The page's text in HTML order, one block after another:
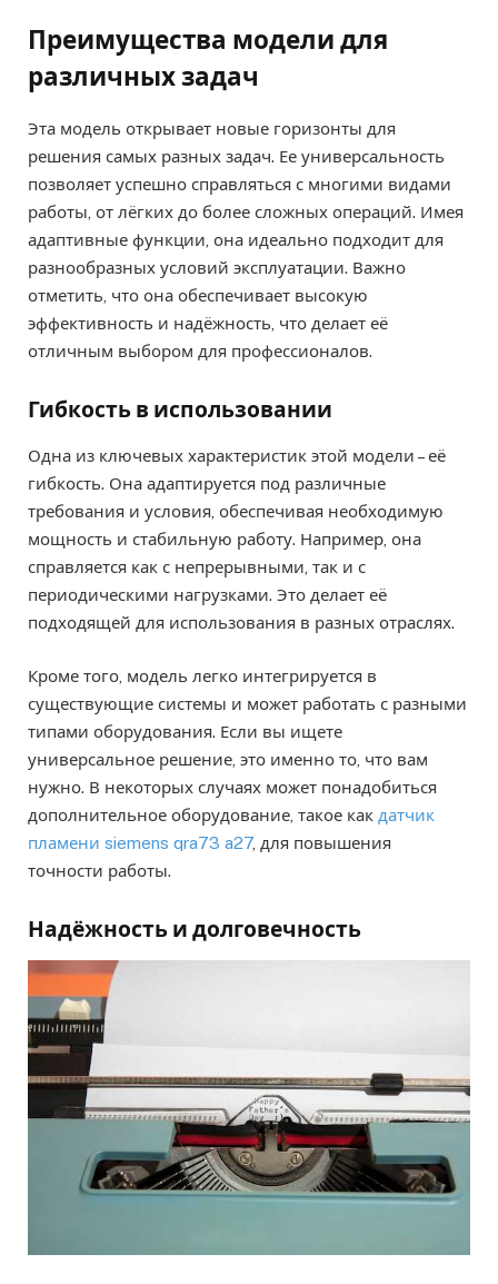
Преимущества модели для
различных задач
Эта модель открывает новые горизонты для
решения самых разных задач. Ее универсальность
позволяет успешно справляться с многими видами
работы, от лёгких до более сложных операций. Имея
адаптивные функции, она идеально подходит для
разнообразных условий эксплуатации. Важно
отметить, что она обеспечивает высокую
эффективность и надёжность, что делает её
отличным выбором для профессионалов.
Гибкость в использовании
Одна из ключевых характеристик этой модели – её
гибкость. Она адаптируется под различные
требования и условия, обеспечивая необходимую
мощность и стабильную работу. Например, она
справляется как с непрерывными, так и с
периодическими нагрузками. Это делает её
подходящей для использования в разных отраслях.
Кроме того, модель легко интегрируется в
существующие системы и может работать с разными
типами оборудования. Если вы ищете
универсальное решение, это именно то, что вам
нужно. В некоторых случаях может понадобиться
дополнительное оборудование, такое как датчик
пламени siemens qra73 a27, для повышения
точности работы.
Надёжность и долговечность